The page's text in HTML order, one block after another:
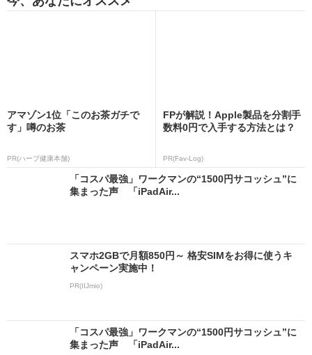
アマゾン1位「このお茶ガチで
す」噂のお茶
PR(ハーブ健康本舗)
FPが解説！Apple製品を分割手
数料0円で入手する方法とは？
PR(Fav-Log)
「コスパ最強」ワークマンの“1500円サコッシュ”に
集まった声 「iPadAir...
スマホ2GBで月額850円～ 格安SIMをお得に使うキ
ャンペーン実施中！
PR(IIJmio)
「コスパ最強」ワークマンの“1500円サコッシュ”に
集まった声 「iPadAir...